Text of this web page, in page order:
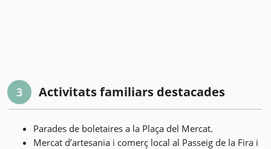
3 Activitats familiars destacades
Parades de boletaires a la Plaça del Mercat.
Mercat d’artesania i comerç local al Passeig de la Fira i